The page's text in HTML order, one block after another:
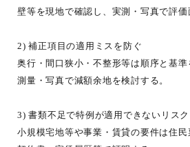
壁等を現地で確認し、実測・写真で評価
2) 補正項目の適用ミスを防ぐ
奥行・間口狭小・不整形等は順序と基
測量・写真で減額余地を検討する。
3) 書類不足で特例が適用できないリスク
小規模宅地等や事業・賃貸の要件は住民